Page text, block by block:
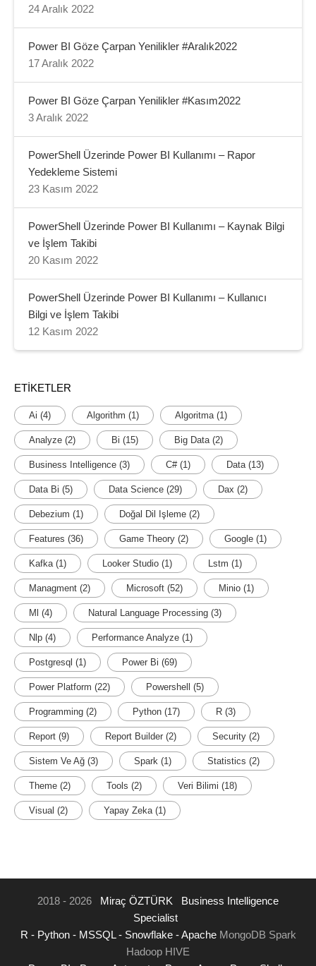
24 Aralık 2022
Power BI Göze Çarpan Yenilikler #Aralık2022
17 Aralık 2022
Power BI Göze Çarpan Yenilikler #Kasım2022
3 Aralık 2022
PowerShell Üzerinde Power BI Kullanımı – Rapor
Yedekleme Sistemi
23 Kasım 2022
PowerShell Üzerinde Power BI Kullanımı – Kaynak Bilgi
ve İşlem Takibi
20 Kasım 2022
PowerShell Üzerinde Power BI Kullanımı – Kullanıcı
Bilgi ve İşlem Takibi
12 Kasım 2022
ETIKETLER
Ai (4) Algorithm (1) Algoritma(1)
Analyze (2) Bi (15) Big Data(2)
Business Intelligence (3) C#(1) Data(13)
Data Bi (5) Data Science (29) Dax (2)
Debezium (1) Doğal Dil Işleme (2)
Features (36) Game Theory (2) Google (1)
Kafka(1) Looker Studio (1) Lstm (1)
Managment (2) Microsoft (52) Minio (1)
Ml (4) Natural Language Processing (3)
Nlp (4) Performance Analyze (1)
Postgresql (1) Power Bi (69)
Power Platform (22) Powershell (5)
Programming (2) Python (17) R (3)
Report (9) Report Builder (2) Security (2)
Sistem Ve Ağ (3) Spark (1) Statistics (2)
Theme (2) Tools (2) Veri Bilimi (18)
Visual (2) Yapay Zeka(1)
2018 - 2026 Miraç ÖZTÜRK
Business Intelligence
Specialist
R - Python - MSSQL - Snowflake - ApacheMongoDB Spark
Hadoop HIVE